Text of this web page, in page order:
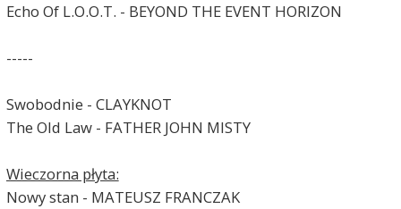
Echo Of L.O.O.T. - BEYOND THE EVENT HORIZON
-----
Swobodnie - CLAYKNOT
The Old Law - FATHER JOHN MISTY
Wieczorna płyta:
Nowy stan - MATEUSZ FRANCZAK